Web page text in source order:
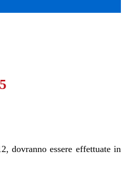
dovranno essere effettuate in